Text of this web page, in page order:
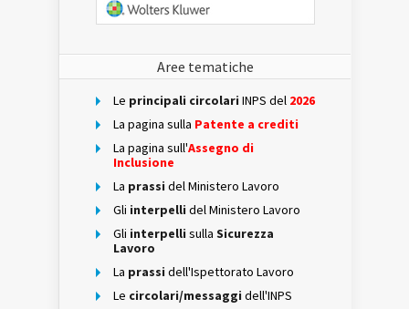
Aree tematiche
Le principali circolari INPS del 2026
La pagina sulla Patente a crediti
La pagina sull'Assegno di
Inclusione
La prassi del Ministero Lavoro
Gli interpelli del Ministero Lavoro
Gli interpelli sulla Sicurezza
Lavoro
La prassi dell'Ispettorato Lavoro
Le circolari/messaggi dell'INPS